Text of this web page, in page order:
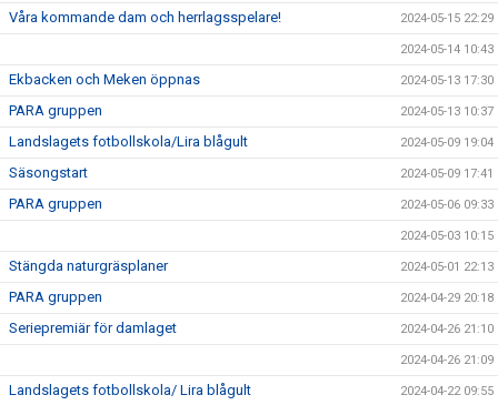
Våra kommande dam och herrlagsspelare! 2024-05-15 22:29
2024-05-14 10:43
Ekbacken och Meken öppnas 2024-05-13 17:30
PARA gruppen 2024-05-13 10:37
Landslagets fotbollskola/Lira blågult 2024-05-09 19:04
Säsongstart 2024-05-09 17:41
PARA gruppen 2024-05-06 09:33
2024-05-03 10:15
Stängda naturgräsplaner 2024-05-01 22:13
PARA gruppen 2024-04-29 20:18
Seriepremiär för damlaget 2024-04-26 21:10
2024-04-26 21:09
Landslagets fotbollskola/ Lira blågult 2024-04-22 09:55